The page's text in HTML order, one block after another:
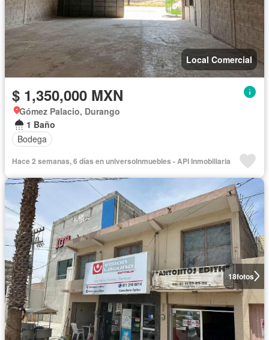
Local Comercial
$ 1,350,000 MXN
Gómez Palacio, Durango
1 Baño
Bodega
Hace 2 semanas, 6 días en universoInmuebles - API Inmobiliaria
18fotos